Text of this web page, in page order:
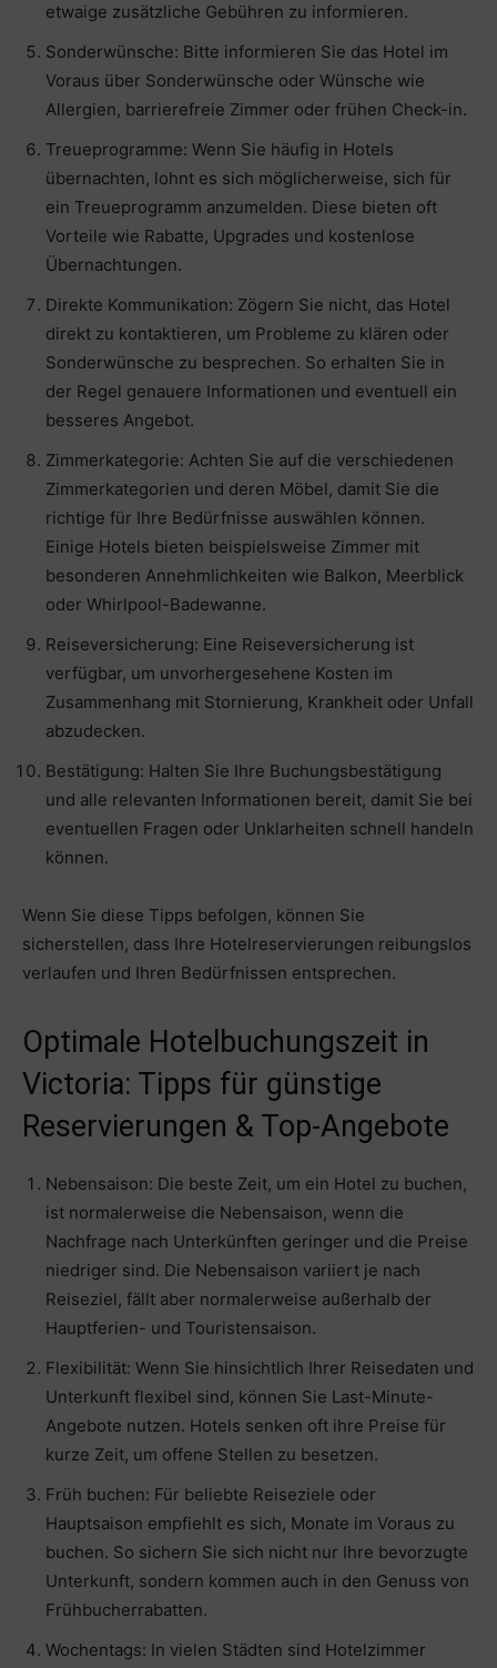
etwaige zusätzliche Gebühren zu informieren.
Sonderwünsche: Bitte informieren Sie das Hotel im
Voraus über Sonderwünsche oder Wünsche wie
Allergien, barrierefreie Zimmer oder frühen Check-in.
Treueprogramme: Wenn Sie häufig in Hotels
übernachten, lohnt es sich möglicherweise, sich für
ein Treueprogramm anzumelden. Diese bieten oft
Vorteile wie Rabatte, Upgrades und kostenlose
Übernachtungen.
Direkte Kommunikation: Zögern Sie nicht, das Hotel
direkt zu kontaktieren, um Probleme zu klären oder
Sonderwünsche zu besprechen. So erhalten Sie in
der Regel genauere Informationen und eventuell ein
besseres Angebot.
Zimmerkategorie: Achten Sie auf die verschiedenen
Zimmerkategorien und deren Möbel, damit Sie die
richtige für Ihre Bedürfnisse auswählen können.
Einige Hotels bieten beispielsweise Zimmer mit
besonderen Annehmlichkeiten wie Balkon, Meerblick
oder Whirlpool-Badewanne.
Reiseversicherung: Eine Reiseversicherung ist
verfügbar, um unvorhergesehene Kosten im
Zusammenhang mit Stornierung, Krankheit oder Unfall
abzudecken.
Bestätigung: Halten Sie Ihre Buchungsbestätigung
und alle relevanten Informationen bereit, damit Sie bei
eventuellen Fragen oder Unklarheiten schnell handeln
können.
Wenn Sie diese Tipps befolgen, können Sie
sicherstellen, dass Ihre Hotelreservierungen reibungslos
verlaufen und Ihren Bedürfnissen entsprechen.
Optimale Hotelbuchungszeit in
Victoria: Tipps für günstige
Reservierungen & Top-Angebote
Nebensaison: Die beste Zeit, um ein Hotel zu buchen,
ist normalerweise die Nebensaison, wenn die
Nachfrage nach Unterkünften geringer und die Preise
niedriger sind. Die Nebensaison variiert je nach
Reiseziel, fällt aber normalerweise außerhalb der
Hauptferien- und Touristensaison.
Flexibilität: Wenn Sie hinsichtlich Ihrer Reisedaten und
Unterkunft flexibel sind, können Sie Last-Minute-
Angebote nutzen. Hotels senken oft ihre Preise für
kurze Zeit, um offene Stellen zu besetzen.
Früh buchen: Für beliebte Reiseziele oder
Hauptsaison empfiehlt es sich, Monate im Voraus zu
buchen. So sichern Sie sich nicht nur Ihre bevorzugte
Unterkunft, sondern kommen auch in den Genuss von
Frühbucherrabatten.
Wochentags: In vielen Städten sind Hotelzimmer